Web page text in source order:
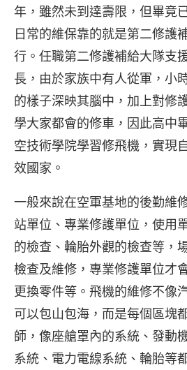
年，雖然未到達壽限，但畢竟
日常的維保靠的就是第二修護
行。任職第二修護補給大隊支
長，由於家族中有人從軍，小
的樣子深映其腦中，加上對修
學大家都會的修車，因此高中
空技術學院學習修飛機，實現
效國家。
一般來說在空軍基地的後勤維
站單位、專業修護單位，使用
的檢查、輪胎外觀的檢查等，
檢查及維修，專業修護單位才
更換零件等。飛機的維修不像
可以包山包海，而是每個區塊
師，像座艙罩內的系統、發動
系統、電力電線系統、輪胎等